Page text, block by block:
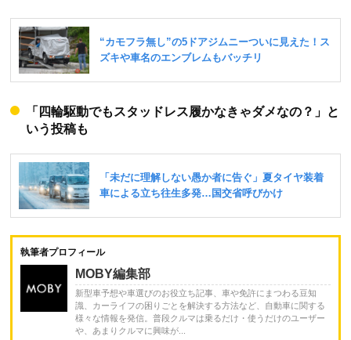
「四輪駆動でもスタッドレス履かなきゃダメなの？」と
いう投稿も
執筆者プロフィール
MOBY編集部
新型車予想や車選びのお役立ち記事、車や免許にまつわる豆知
識、カーライフの困りごとを解決する方法など、自動車に関する
様々な情報を発信。普段クルマは乗るだけ・使うだけのユーザー
や、あまりクルマに興味が...